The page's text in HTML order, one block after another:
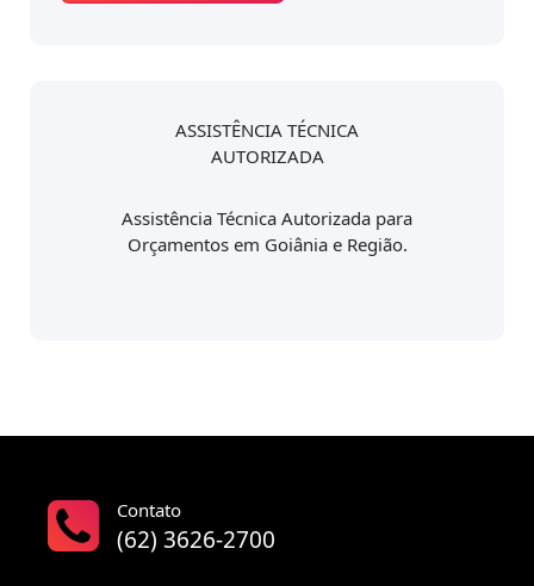
ASSISTÊNCIA TÉCNICA
AUTORIZADA
Assistência Técnica Autorizada para
Orçamentos em Goiânia e Região.
Contato
(62) 3626-2700